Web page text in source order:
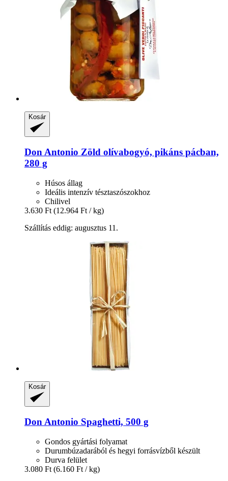
Kosár
Don Antonio Zöld olívabogyó, pikáns pácban,
280 g
Húsos állag
Ideális intenzív tésztaszószokhoz
Chilivel
3.630 Ft (12.964 Ft / kg)
Szállítás eddig: augusztus 11.
Kosár
Don Antonio Spaghetti, 500 g
Gondos gyártási folyamat
Durumbúzadarából és hegyi forrásvízből készült
Durva felület
3.080 Ft (6.160 Ft / kg)